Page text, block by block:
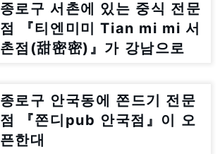
종로구 서촌에 있는 중식 전문
점 『티엔미미 Tian mi mi 서
촌점(甜密密)』가 강남으로
종로구 안국동에 쫀드기 전문
점 『쫀디pub 안국점』이 오
픈한대